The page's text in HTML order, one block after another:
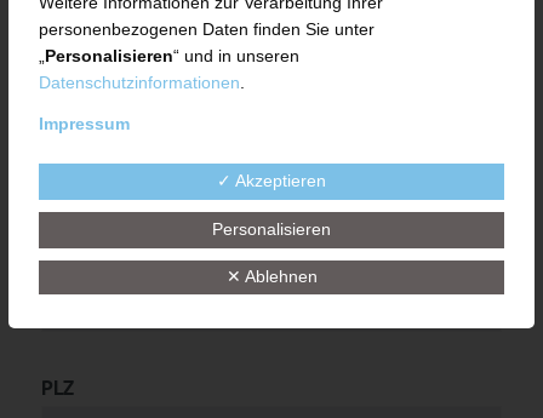
Vorname*
Nachname*
E-Mail*
PLZ
personenbezogenen Daten finden Sie unter
„Personalisieren“ und in unseren
Datenschutzinformationen.
Impressum
✓ Akzeptieren
Personalisieren
✕ Ablehnen